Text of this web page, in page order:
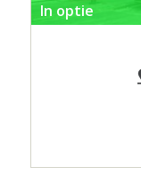
In optie